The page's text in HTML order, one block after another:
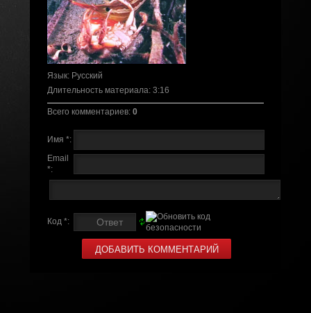
Язык: Русский
Длительность материала: 3:16
Всего комментариев: 0
Имя *:
Email
*:
Код *: